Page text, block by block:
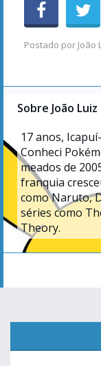
Postado por João
Sobre João Luiz
17anos,
Conheci
meados de
franquia
como Naruto,
séries como
Theory.